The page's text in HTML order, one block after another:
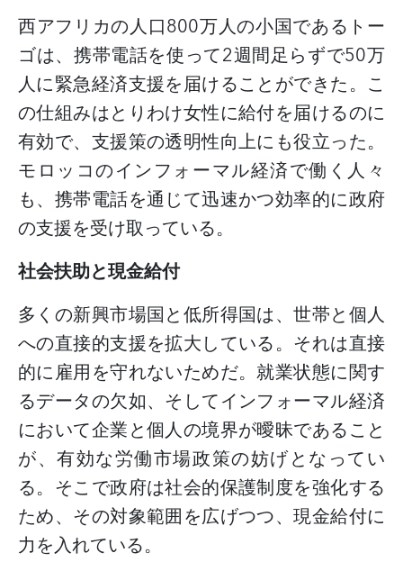
西アフリカの人口800万人の小国であるトー
ゴは、携帯電話を使って2週間足らずで50万
人に緊急経済支援を届けることができた。こ
の仕組みはとりわけ女性に給付を届けるのに
有効で、支援策の透明性向上にも役立った。
モロッコのインフォーマル経済で働く人々
も、携帯電話を通じて迅速かつ効率的に政府
の支援を受け取っている。
社会扶助と現金給付
多くの新興市場国と低所得国は、世帯と個人
への直接的支援を拡大している。それは直接
的に雇用を守れないためだ。就業状態に関す
るデータの欠如、そしてインフォーマル経済
において企業と個人の境界が曖昧であること
が、有効な労働市場政策の妨げとなってい
る。そこで政府は社会的保護制度を強化する
ため、その対象範囲を広げつつ、現金給付に
力を入れている。